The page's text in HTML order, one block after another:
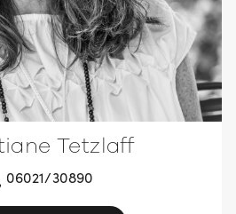
Tetzlaff
06021/30890